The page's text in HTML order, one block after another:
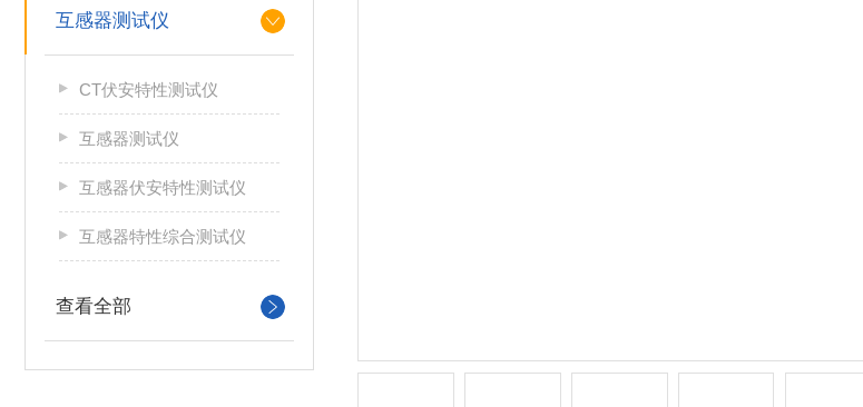
互感器测试仪
CT伏安特性测试仪
互感器测试仪
互感器伏安特性测试仪
互感器特性综合测试仪
查看全部